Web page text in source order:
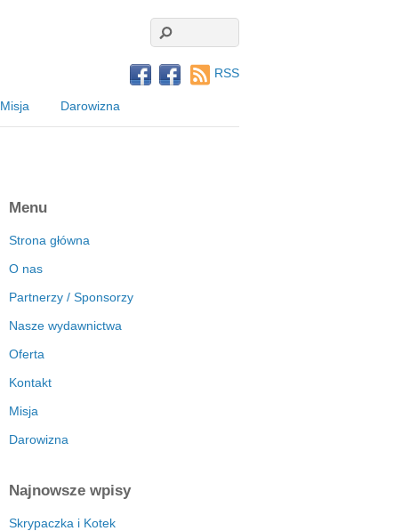
Misja Darowizna
RSS
Menu
Strona główna
O nas
Partnerzy / Sponsorzy
Nasze wydawnictwa
Oferta
Kontakt
Misja
Darowizna
Najnowsze wpisy
Skrypaczka i Kotek